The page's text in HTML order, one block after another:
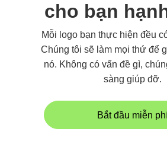
cho bạn
Mỗi logo bạn thực hiện đều
Chúng tôi sẽ làm mọi thứ để
nó. Không có vấn đề gì,
sàng giúp đỡ.
Bắt đầu miễn